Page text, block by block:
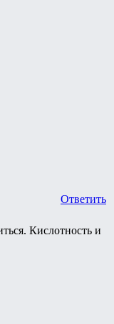
Ответить
Кислотность и